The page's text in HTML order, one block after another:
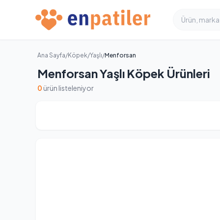
Ana Sayfa/Köpek/Yaşlı/Menforsan
Menforsan Yaşlı Köpek Ürünleri
0 ürün listeleniyor